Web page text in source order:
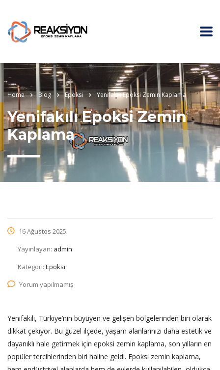
Home Blog Epoksi Yenifakılı Epoksi Zemin Kaplama
Yenifakılı Epoksi Zemin
Kaplama
16 Ağustos 2025
Yayınlayan: admin
Kategori: Epoksi
Yorum yapılmamış
Yenifakılı, Türkiye’nin büyüyen ve gelişen bölgelerinden biri olarak
dikkat çekiyor. Bu güzel ilçede, yaşam alanlarınızı daha estetik ve
dayanıklı hale getirmek için epoksi zemin kaplama, son yılların en
popüler tercihlerinden biri haline geldi. Epoksi zemin kaplama,